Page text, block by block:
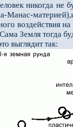
никогда не
Манас-
воздействия
Земля тогда
выглядит так: